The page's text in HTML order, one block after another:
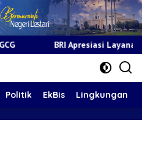
BRI Apresiasi Layanan Kepada
Politik EkBis Lingkungan